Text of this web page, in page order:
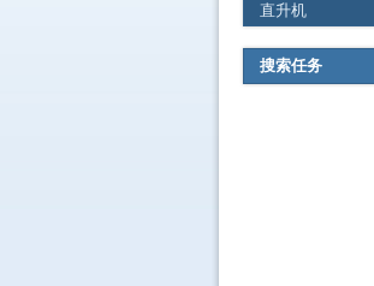
直升机
搜索任务